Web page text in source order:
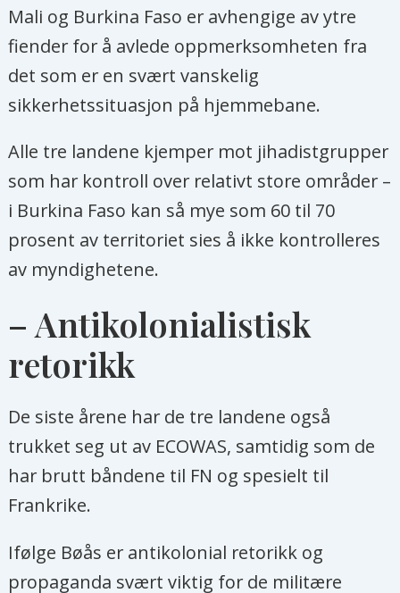
Mali og Burkina Faso er avhengige av ytre
fiender for å avlede oppmerksomheten fra
det som er en svært vanskelig
sikkerhetssituasjon på hjemmebane.
Alle tre landene kjemper mot jihadistgrupper
som har kontroll over relativt store områder –
i Burkina Faso kan så mye som 60 til 70
prosent av territoriet sies å ikke kontrolleres
av myndighetene.
– Antikolonialistisk
retorikk
De siste årene har de tre landene også
trukket seg ut av ECOWAS, samtidig som de
har brutt båndene til FN og spesielt til
Frankrike.
Ifølge Bøås er antikolonial retorikk og
propaganda svært viktig for de militære